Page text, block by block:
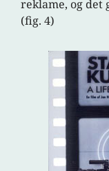
reklame, og det
(fig. 4)